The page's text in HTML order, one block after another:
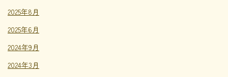
2025年8月
2025年6月
2024年9月
2024年3月